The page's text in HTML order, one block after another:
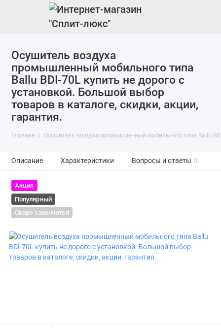
Осушитель воздуха
промышленный мобильного типа
Ballu BDI-70L купить не дорого с
установкой. Большой выбор
товаров в каталоге, скидки, акции,
гарантия.
Главная Осушитель воздуха промышленный мобильного типа Ballu
Описание Характеристики Вопросы и ответы 0
Акция
Популярный
Скоро закончится